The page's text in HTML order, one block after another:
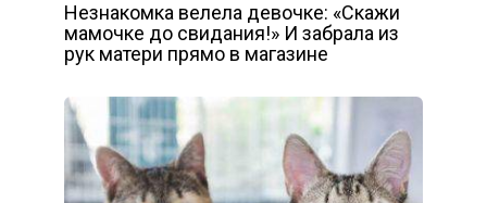
Незнакомка велела девочке: «Скажи
мамочке до свидания!» И забрала из
рук матери прямо в магазине